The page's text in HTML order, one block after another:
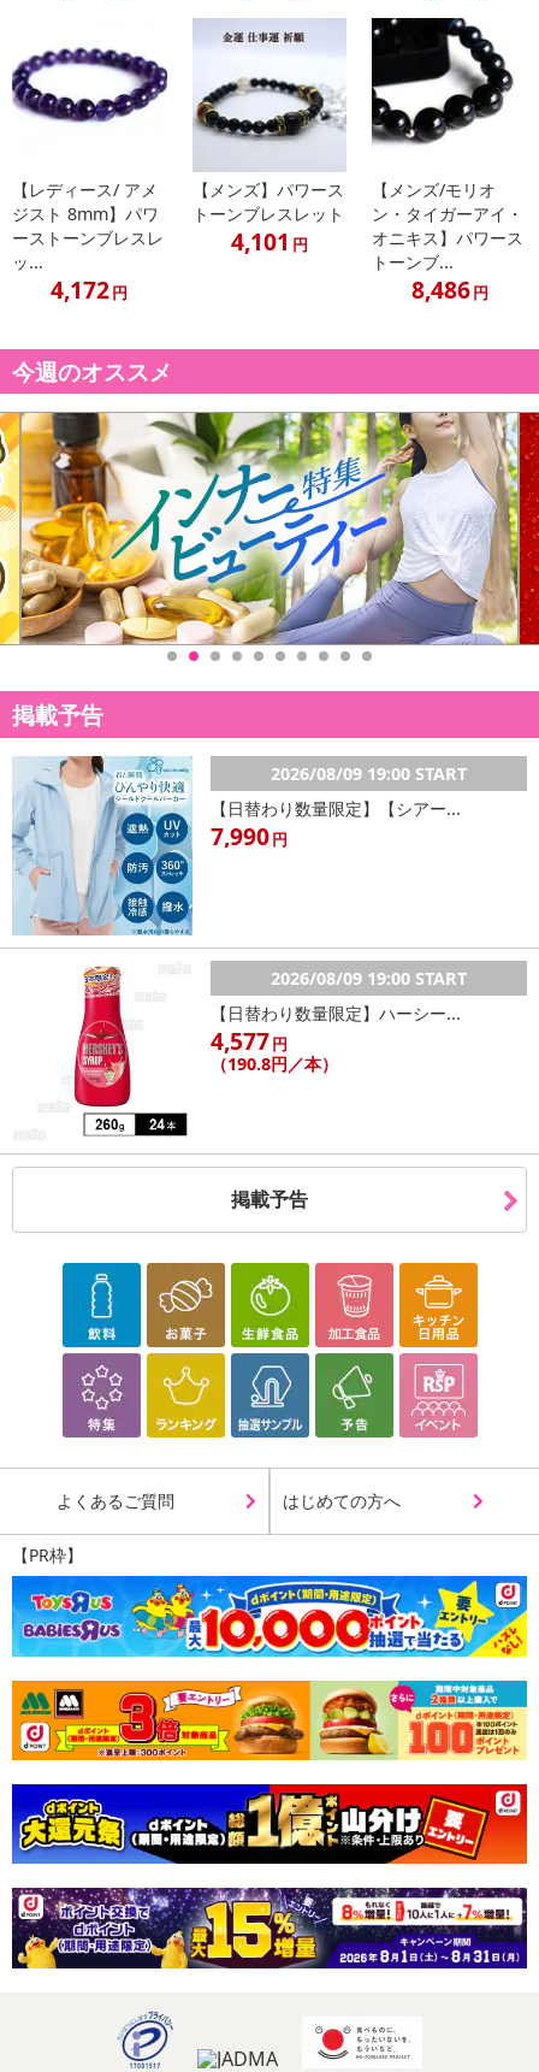
休業日
■その他共通および商品カテゴリー別注意事項（※必ずご確認くだ
さい）
【レディース/ アメ
ジスト 8mm】パワ
ーストーンブレスレ
ッ...
4,172円
【メンズ】パワース
トーンブレスレット
4,101 円
【メンズ/モリオ
ン・タイガーアイ・
オニキス】パワース
トーンブ...
8,486円
今週のオススメ
掲載予告
2026/08/09 19:00 START
【日替わり数量限定】【シアー...
7,990円
2026/08/09 19:00 START
【日替わり数量限定】ハーシー...
4,577円
（190.8円／本）
掲載予告
よくあるご質問 はじめての方へ
【PR枠】